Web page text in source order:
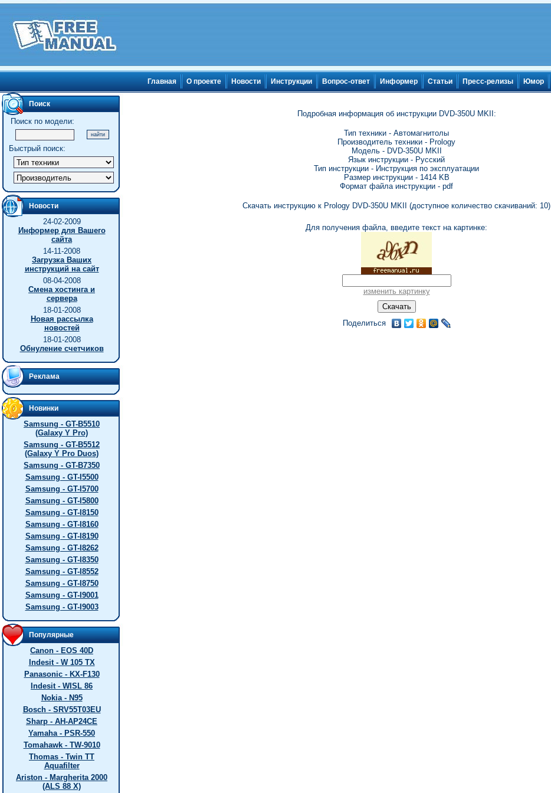
Главная О проекте Новости Инструкции Вопрос-ответ Информер Статьи Пресс-релизы Юмор
Поиск
Поиск по модели:
Быстрый поиск:
Новости
24-02-2009
Информер для Вашего
сайта
14-11-2008
Загрузка Ваших
инструкций на сайт
08-04-2008
Смена хостинга и
сервера
18-01-2008
Новая рассылка
новостей
18-01-2008
Обнуление счетчиков
Реклама
Новинки
Samsung - GT-B5510
(Galaxy Y Pro)
Samsung - GT-B5512
(Galaxy Y Pro Duos)
Samsung - GT-B7350
Samsung - GT-I5500
Samsung - GT-I5700
Samsung - GT-I5800
Samsung - GT-I8150
Samsung - GT-I8160
Samsung - GT-I8190
Samsung - GT-I8262
Samsung - GT-I8350
Samsung - GT-I8552
Samsung - GT-I8750
Samsung - GT-I9001
Samsung - GT-I9003
Популярные
Canon - EOS 40D
Indesit - W 105 TX
Panasonic - KX-F130
Indesit - WISL 86
Nokia - N95
Bosch - SRV55T03EU
Sharp - AH-AP24CE
Yamaha - PSR-550
Tomahawk - TW-9010
Thomas - Twin TT
Aquafilter
Ariston - Margherita 2000
(ALS 88 X)
Подробная информация об инструкции DVD-350U MKII:
Тип техники - Автомагнитолы
Производитель техники - Prology
Модель - DVD-350U MKII
Язык инструкции - Русский
Тип инструкции - Инструкция по эксплуатации
Размер инструкции - 1414 KB
Формат файла инструкции - pdf
Скачать инструкцию к Prology DVD-350U MKII (доступное количество скачиваний: 10)
Для получения файла, введите текст на картинке:
изменить картинку
Поделиться